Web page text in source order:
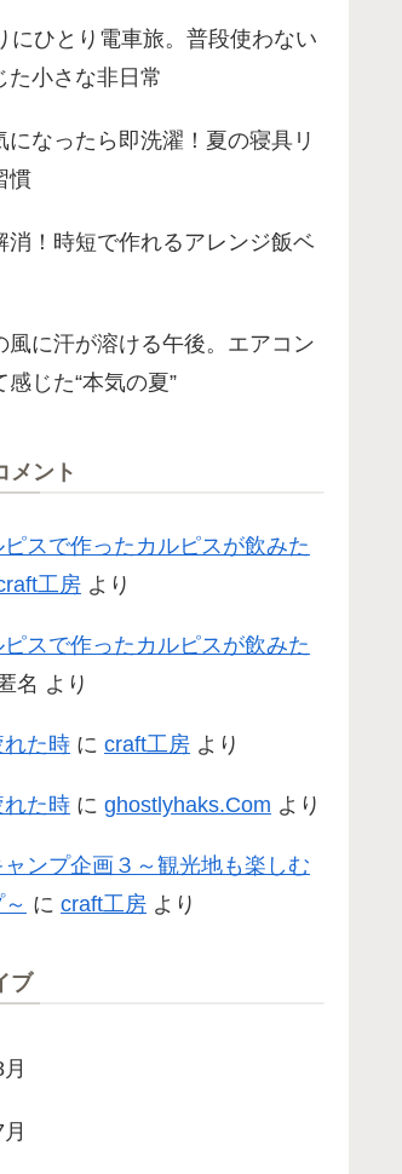
にひとり電車旅。普段使わない
た小さな非日常
になったら即洗濯！夏の寝具リ
慣
消！時短で作れるアレンジ飯ベ
風に汗が溶ける午後。エアコン
感じた“本気の夏”
メント
ピスで作ったカルピスが飲みた
工房 より
ピスで作ったカルピスが飲みた
名 より
た時 に craft工房 より
た時 に ghostlyhaks.Com より
ンプ企画３～観光地も楽しむ
に craft工房 より
ブ